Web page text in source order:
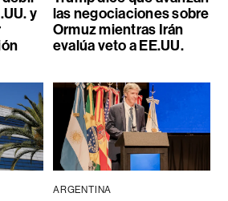
y
las negociaciones sobre
Ormuz mientras Irán
evalúa veto a EE.UU.
ARGENTINA